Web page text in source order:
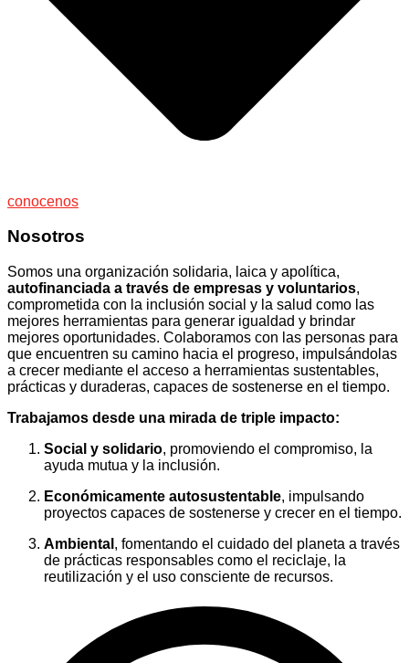
conocenos
Nosotros
Somos una organización solidaria, laica y apolítica,
autofinanciada a través de empresas y voluntarios,
comprometida con la inclusión social y la salud como las
mejores herramientas para generar igualdad y brindar
mejores oportunidades. Colaboramos con las personas para
que encuentren su camino hacia el progreso, impulsándolas
a crecer mediante el acceso a herramientas sustentables,
prácticas y duraderas, capaces de sostenerse en el tiempo.
Trabajamos desde una mirada de triple impacto:
Social y solidario, promoviendo el compromiso, la
ayuda mutua y la inclusión.
Económicamente autosustentable, impulsando
proyectos capaces de sostenerse y crecer en el tiempo.
Ambiental , fomentando el cuidado del planeta a través
de prácticas responsables como el reciclaje, la
reutilización y el uso consciente de recursos.